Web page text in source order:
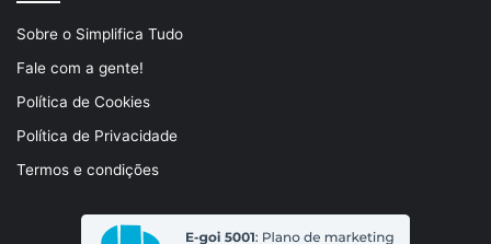
Sobre o Simplifica Tudo
Fale com a gente!
Política de Cookies
Política de Privacidade
Termos e condições